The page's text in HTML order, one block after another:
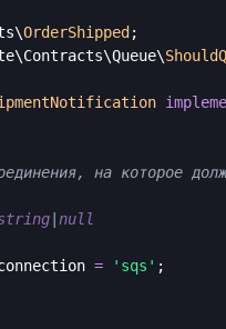
OrderShipped
на которое
null
= 'sqs' ;